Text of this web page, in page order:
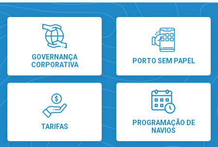
GOVERNANÇA
CORPORATIVA
PORTO SEM PAPEL
TARIFAS
PROGRAMAÇÃO DE
NAVIOS